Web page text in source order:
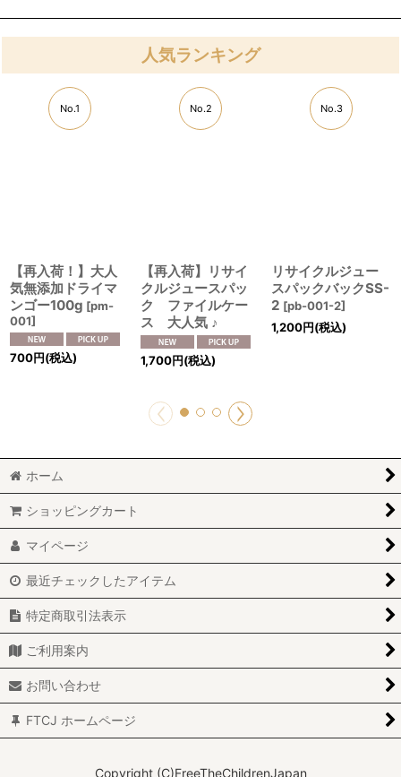
人気ランキング
No.1
【再入荷！】大人
気無添加ドライマ
ンゴー100g [pm-
001]
700円(税込)
No.2
【再入荷】リサイ
クルジュースパッ
ク ファイルケー
ス 大人気 ♪
1,700円(税込)
No.3
リサイクルジュー
スパックバックSS-
2 [pb-001-2]
1,200円(税込)
ホーム
ショッピングカート
マイページ
最近チェックしたアイテム
特定商取引法表示
ご利用案内
お問い合わせ
FTCJ ホームページ
Copyright (C)FreeTheChildrenJapan